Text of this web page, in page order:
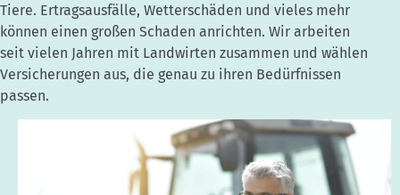
Tiere. Ertragsausfälle, Wetterschäden und vieles mehr
können einen großen Schaden anrichten. Wir arbeiten
seit vielen Jahren mit Landwirten zusammen und wählen
Versicherungen aus, die genau zu ihren Bedürfnissen
passen.